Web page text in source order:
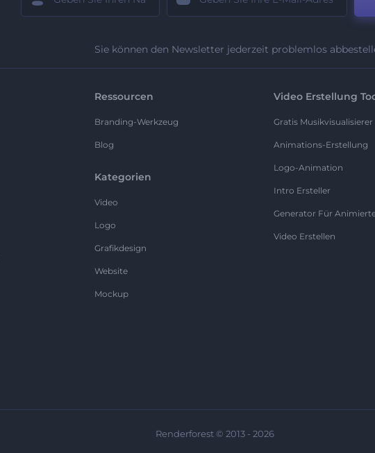
Sie können den Newsletter jederzeit problemlos
Ressourcen
Branding-Werkzeug
Blog
Kategorien
Video
Logo
Grafikdesign
Website
Mockup
Video Erstellung
Gratis Musikvisualisierer
Animations-Erstellung
Logo-Animation
Intro Ersteller
Generator Für
Video Erstellen
Renderforest © 2013 - 2026